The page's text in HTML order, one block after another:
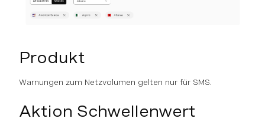
Produkt
Warnungen zum Netzvolumen gelten nur für SMS.
Aktion Schwellenwert